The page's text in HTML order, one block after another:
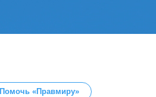
Помочь «Правмиру»